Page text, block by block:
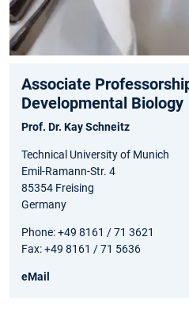
Associate
Developmental Biology
Prof. Dr. Kay Schneitz
Technical University of Munich
Emil-Ramann-Str. 4
85354 Freising
Germany
Phone: +49 8161 / 71 3621
Fax: +49 8161 / 71 5636
eMail